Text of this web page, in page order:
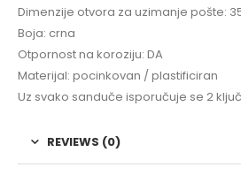
Dimenzije otvora za uzimanje pošte:
Boja: crna
Otpornost na koroziju: DA
Materijal: pocinkovan / plastificiran
Uz svako sanduče isporučuje se 2
REVIEWS (0)